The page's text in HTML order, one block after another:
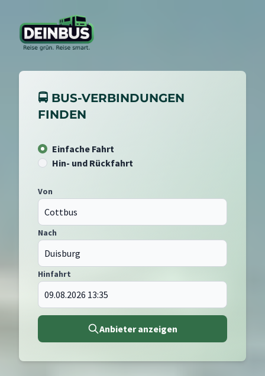
🚍 BUS-VERBINDUNGEN
FINDEN
Einfache Fahrt
Hin- und Rückfahrt
Von
Nach
Hinfahrt
Anbieter anzeigen